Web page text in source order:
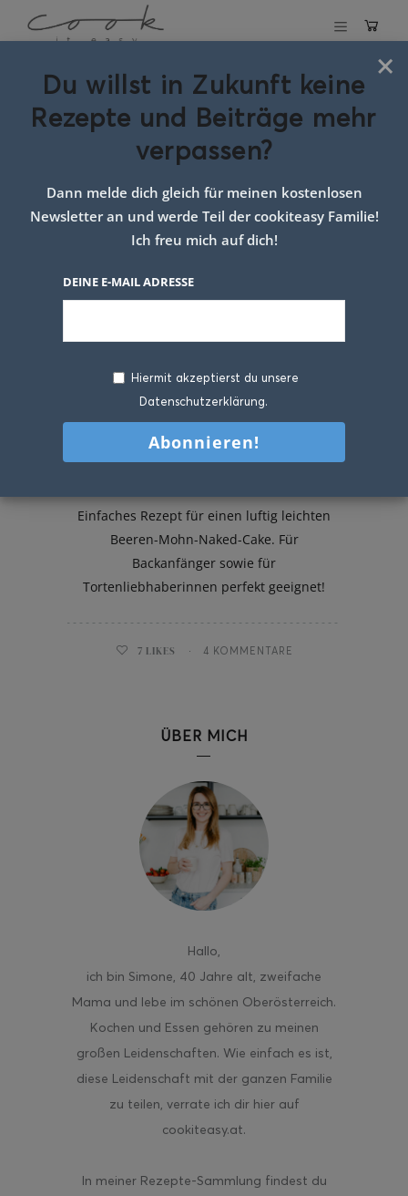
Schlagwort:
tortencreme mit
frischkäse
Einfaches Rezept für einen luftig leichten
Beeren-Mohn-Naked-Cake. Für
Backanfänger sowie für
Tortenliebhaberinnen perfekt geeignet!
7 LIKES 4 KOMMENTARE
ÜBER MICH
Hallo,
ich bin Simone, 40 Jahre alt, zweifache
Mama und lebe im schönen Oberösterreich.
Kochen und Essen gehören zu meinen
großen Leidenschaften. Wie einfach es ist,
diese Leidenschaft mit der ganzen Familie
zu teilen, verrate ich dir hier auf
cookiteasy.at.
In meiner Rezepte-Sammlung findest du
×
Du willst in Zukunft keine
Rezepte und Beiträge mehr
verpassen?
Dann melde dich gleich für meinen kostenlosen
Newsletter an und werde Teil der cookiteasy Familie!
Ich freu mich auf dich!
DEINE E-MAIL ADRESSE
Hiermit akzeptierst du unsere
Datenschutzerklärung.